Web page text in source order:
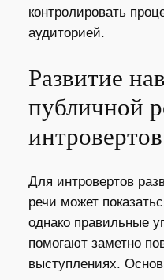
контролировать
аудиторией.
Развитие
публичной
интровертов
Для интровертов
речи может
однако правильные
помогают заметно
выступлениях.